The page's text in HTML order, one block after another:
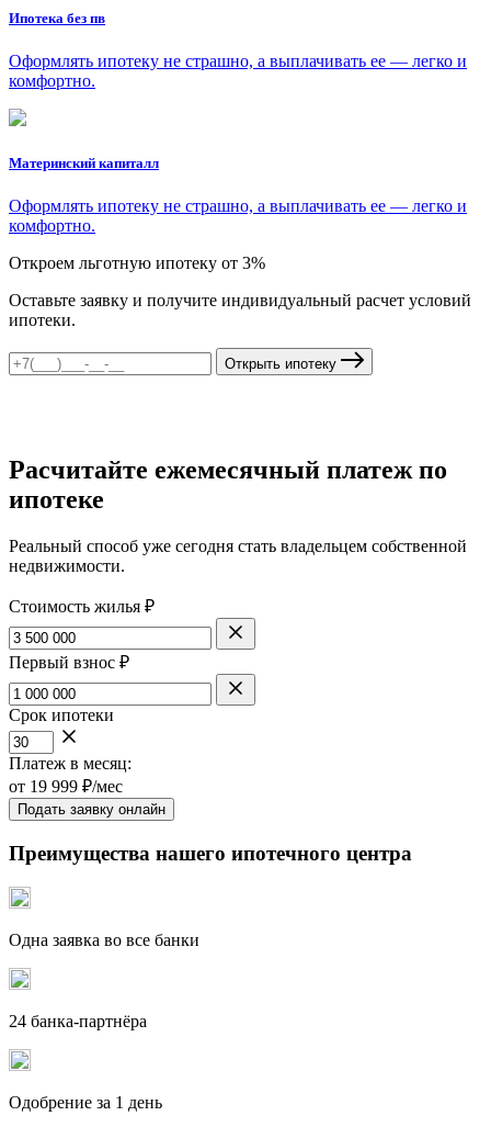
Ипотека без пв
Оформлять ипотеку не страшно, а выплачивать ее — легко и
комфортно.
Материнский капиталл
Оформлять ипотеку не страшно, а выплачивать ее — легко и
комфортно.
Откроем льготную ипотеку от 3%
Оставьте заявку и получите индивидуальный расчет условий
ипотеки.
Открыть ипотеку
Расчитайте ежемесячный платеж по
ипотеке
Реальный способ уже сегодня стать владельцем собственной
недвижимости.
Стоимость жилья ₽
Первый взнос ₽
Срок ипотеки
Платеж в месяц:
от 19 999 ₽/мес
Подать заявку онлайн
Преимущества нашего ипотечного центра
Одна заявка во все банки
24 банка-партнёра
Одобрение за 1 день